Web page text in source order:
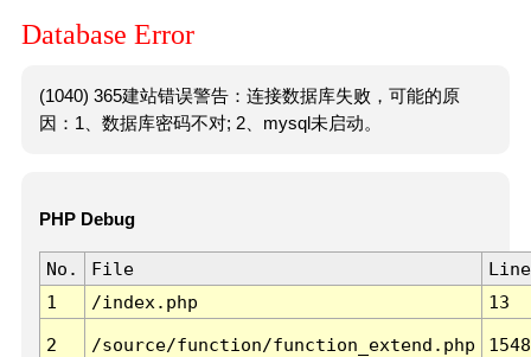
Database Error
(1040) 365建站错误警告：连接数据库失败，可能的原
因：1、数据库密码不对; 2、mysql未启动。
PHP Debug
No. File
Line
1
/index.php 13
2 /source/function/function_extend.php 1548